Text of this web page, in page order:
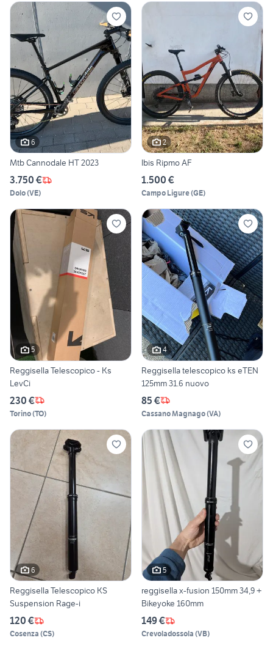
6
Mtb Cannodale HT 2023
3.750 €
Dolo(VE)
2
Ibis Ripmo AF
1.500 €
Campo Ligure(GE)
5
Reggisella Telescopico - Ks
LevCi
230 €
Torino(TO)
4
Reggisella telescopico ks eTEN
125mm 31.6 nuovo
85 €
Cassano Magnago(VA)
6
Reggisella Telescopico KS
Suspension Rage-i
120 €
Cosenza (CS)
5
reggisella x-fusion 150mm 34,9 +
Bikeyoke 160mm
149 €
Crevoladossola (VB)